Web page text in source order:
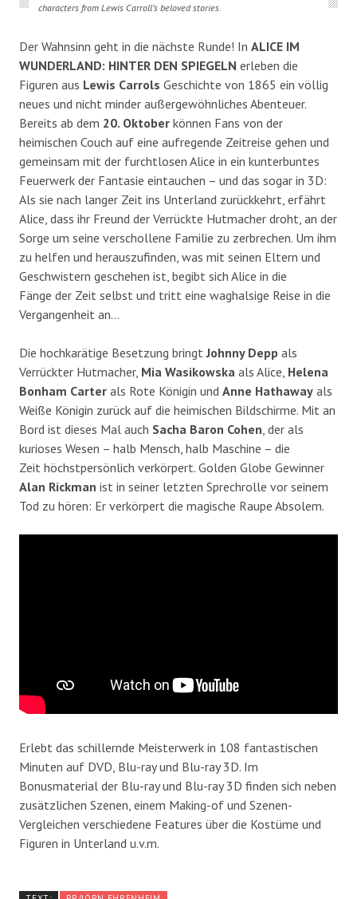
characters from Lewis Carroll’s beloved stories.
Der Wahnsinn geht in die nächste Runde! In ALICE IM
WUNDERLAND: HINTER DEN SPIEGELN erleben die
Figuren aus Lewis Carrols Geschichte von 1865 ein völlig
neues und nicht minder außergewöhnliches Abenteuer.
Bereits ab dem 20. Oktober können Fans von der
heimischen Couch auf eine aufregende Zeitreise gehen und
gemeinsam mit der furchtlosen Alice in ein kunterbuntes
Feuerwerk der Fantasie eintauchen – und das sogar in 3D:
Als sie nach langer Zeit ins Unterland zurückkehrt, erfährt
Alice, dass ihr Freund der Verrückte Hutmacher droht, an der
Sorge um seine verschollene Familie zu zerbrechen. Um ihm
zu helfen und herauszufinden, was mit seinen Eltern und
Geschwistern geschehen ist, begibt sich Alice in die
Fänge der Zeit selbst und tritt eine waghalsige Reise in die
Vergangenheit an…
Die hochkarätige Besetzung bringtJohnny Depp als
Verrückter Hutmacher, Mia Wasikowska als Alice, Helena
Bonham Carter als Rote Königin und Anne Hathaway als
Weiße Königin zurück auf die heimischen Bildschirme. Mit an
Bord ist dieses Mal auch Sacha Baron Cohen , der als
kurioses Wesen – halb Mensch, halb Maschine – die
Zeit höchstpersönlich verkörpert. Golden Globe Gewinner
Alan Rickman ist in seiner letzten Sprechrolle vor seinem
Tod zu hören: Er verkörpert die magische Raupe Absolem.
Erlebt das schillernde Meisterwerk in 108 fantastischen
Minuten auf DVD, Blu-ray und Blu-ray 3D. Im
Bonusmaterial der Blu-ray und Blu-ray 3D finden sich neben
zusätzlichen Szenen, einem Making-of und Szenen-
Vergleichen verschiedene Features über die Kostüme und
Figuren in Unterland u.v.m.